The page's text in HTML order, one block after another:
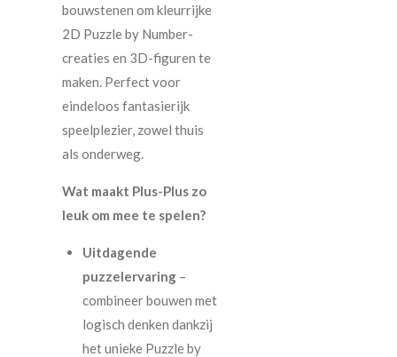
bouwstenen om kleurrijke
2D Puzzle by Number-
creaties en 3D-figuren te
maken. Perfect voor
eindeloos fantasierijk
speelplezier, zowel thuis
als onderweg.
Wat maakt Plus-Plus zo
leuk om mee te spelen?
Uitdagende
puzzelervaring –
combineer bouwen met
logisch denken dankzij
het unieke Puzzle by